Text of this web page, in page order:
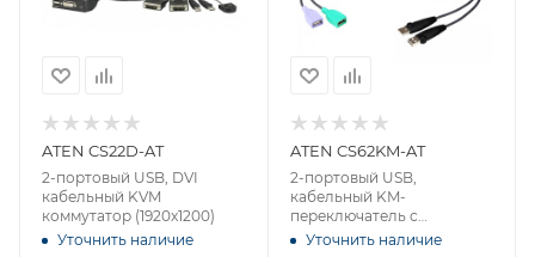
ATEN CS22D-AT
2-портовый USB, DVI
кабельный KVM
коммутатор (1920x1200)
Уточнить наличие
ATEN CS62KM-AT
2-портовый USB,
кабельный KM-
переключатель с
функцией Boundless
Уточнить наличие